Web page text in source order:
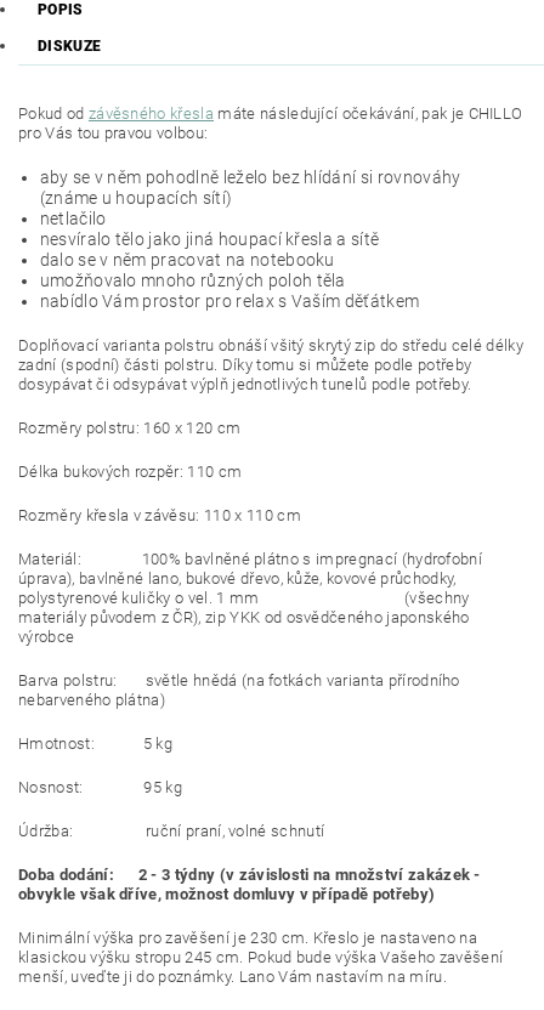
POPIS
DISKUZE
Pokud od závěsného křesla máte následující očekávání, pak je CHILLO
pro Vás tou pravou volbou:
aby se v něm pohodlně leželo bez hlídání si rovnováhy
(známe u houpacích sítí)
netlačilo
nesvíralo tělo jako jiná houpací křesla a sítě
dalo se v něm pracovat na notebooku
umožňovalo mnoho různých poloh těla
nabídlo Vám prostor pro relax s Vaším děťátkem
Doplňovací varianta polstru obnáší všitý skrytý zip do středu celé délky
zadní (spodní) části polstru. Díky tomu si můžete podle potřeby
dosypávat či odsypávat výplň jednotlivých tunelů podle potřeby.
Rozměry polstru: 160 x 120 cm
Délka bukových rozpěr: 110 cm
Rozměry křesla v závěsu: 110 x 110 cm
Materiál: 100% bavlněné plátno s impregnací (hydrofobní
úprava), bavlněné lano, bukové dřevo, kůže, kovové průchodky,
polystyrenové kuličky o vel. 1 mm (všechny
materiály původem z ČR), zip YKK od osvědčeného japonského
výrobce
Barva polstru: světle hnědá (na fotkách varianta přírodního
nebarveného plátna)
Hmotnost: 5 kg
Nosnost: 95 kg
Údržba: ruční praní, volné schnutí
Doba dodání: 2 - 3 týdny (v závislosti na množství zakázek -
obvykle však dříve, možnost domluvy v případě potřeby)
Minimální výška pro zavěšení je 230 cm. Křeslo je nastaveno na
klasickou výšku stropu 245 cm. Pokud bude výška Vašeho zavěšení
menší, uveďte ji do poznámky. Lano Vám nastavím na míru.